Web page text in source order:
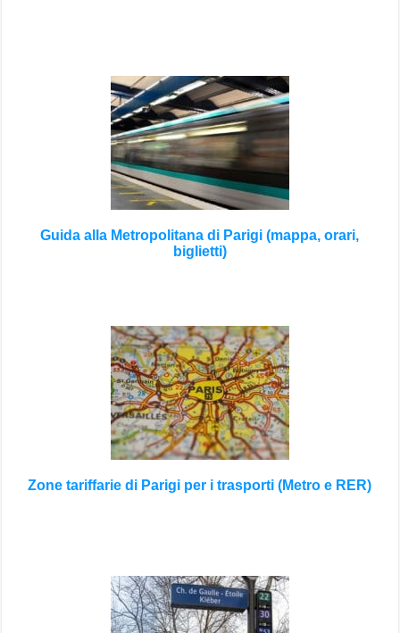
Guida alla Metropolitana di Parigi (mappa, orari,
biglietti)
Zone tariffarie di Parigi per i trasporti (Metro e RER)